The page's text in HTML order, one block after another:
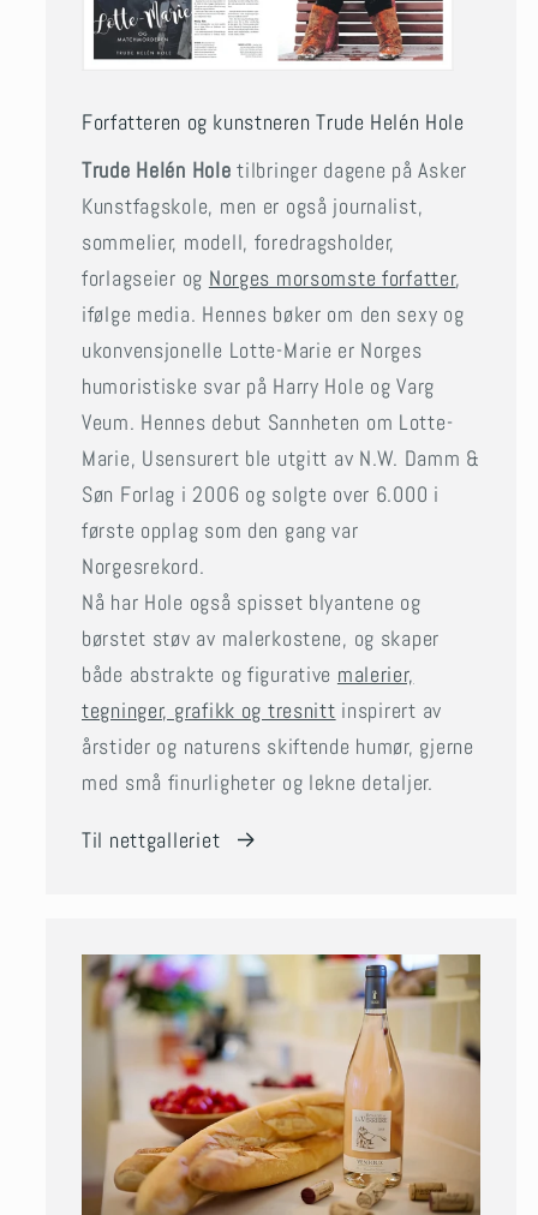
Forfatteren og kunstneren Trude Helén Hole
Trude Helén Hole tilbringer dagene på Asker
Kunstfagskole, men er også journalist,
sommelier, modell, foredragsholder,
forlagseier og Norges morsomste forfatter,
ifølge media. Hennes bøker om den sexy og
ukonvensjonelle Lotte-Marie er Norges
humoristiske svar på Harry Hole og Varg
Veum. Hennes debut Sannheten om Lotte-
Marie, Usensurert ble utgitt av N.W. Damm &
Søn Forlag i 2006 og solgte over 6.000 i
første opplag som den gang var
Norgesrekord.
Nå har Hole også spisset blyantene og
børstet støv av malerkostene, og skaper
både abstrakte og figurative malerier,
tegninger, grafikk og tresnitt inspirert av
årstider og naturens skiftende humør, gjerne
med små finurligheter og lekne detaljer.
Til nettgalleriet